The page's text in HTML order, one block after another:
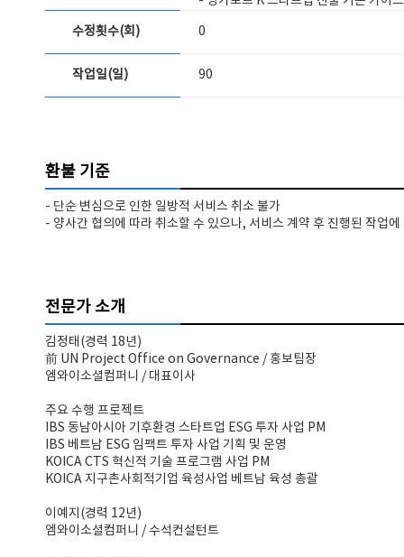
수정횟수(회) 0
작업일(일) 90
환불 기준
- 단순 변심으로 인한 일방적 서비스 취소 불가
- 양사간 협의에 따라 취소할 수 있으나, 서비스 계약 후 진행된 작업
전문가 소개
김정태(경력 18년)
前 UN Project Office on Governance / 홍보팀장
엠와이소셜컴퍼니 / 대표이사
주요 수행 프로젝트
IBS 동남아시아 기후환경 스타트업 ESG 투자 사업 PM
IBS 베트남 ESG 임팩트 투자 사업 기획 및 운영
KOICA CTS 혁신적 기술 프로그램 사업 PM
KOICA 지구촌사회적기업 육성사업 베트남 육성 총괄
이예지(경력 12년)
엠와이소셜컴퍼니 / 수석컨설턴트